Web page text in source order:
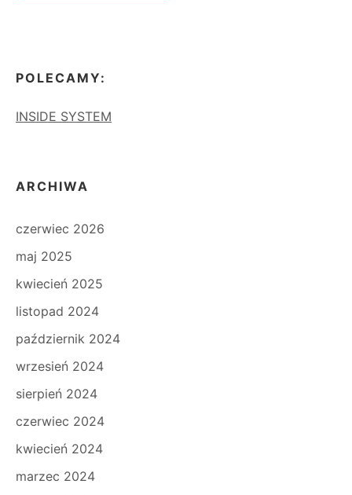
POLECAMY:
INSIDE SYSTEM
ARCHIWA
czerwiec 2026
maj 2025
kwiecień 2025
listopad 2024
październik 2024
wrzesień 2024
sierpień 2024
czerwiec 2024
kwiecień 2024
marzec 2024